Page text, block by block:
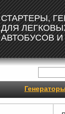
СТАРТЕРЫ,
ДЛЯ
АВТОБУСОВ
Генераторы